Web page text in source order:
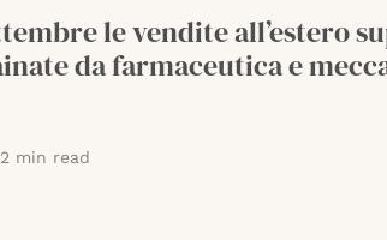
le vendite all’estero
da farmaceutica e
2 min read